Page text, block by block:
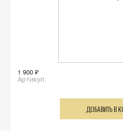
1 900 ₽
Артикул:
ДОБАВИТЬ В